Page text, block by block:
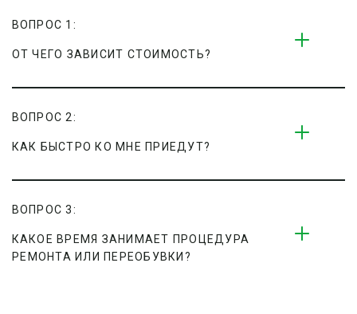
ВОПРОС 1:
ОТ ЧЕГО ЗАВИСИТ СТОИМОСТЬ?
ВОПРОС 2:
КАК БЫСТРО КО МНЕ ПРИЕДУТ?
ВОПРОС 3:
КАКОЕ ВРЕМЯ ЗАНИМАЕТ ПРОЦЕДУРА
РЕМОНТА ИЛИ ПЕРЕОБУВКИ?